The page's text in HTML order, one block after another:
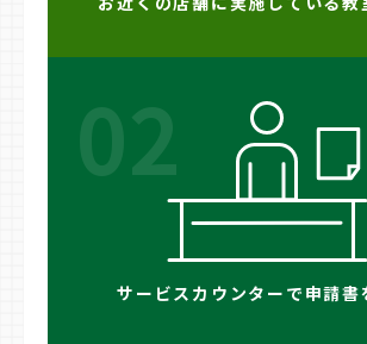
02
サービスカウンターで申請書